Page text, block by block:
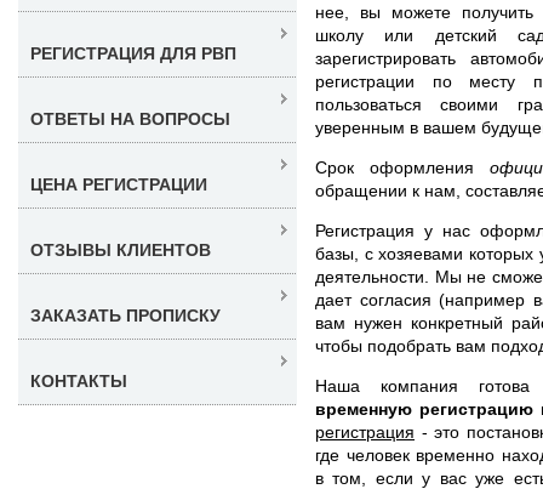
нее, вы можете получить
школу или детский
зарегистрировать
регистрации по месту
пользоваться своими
уверенным в вашем
Срок оформления
обращении к нам,
Регистрация у нас
базы, с хозяевами
деятельности. Мы не
дает согласия (например
вам нужен конкретный
чтобы подобрать вам
Наша компания
временную
регистрация - это
где человек временно
в том, если у вас уже
РЕГИСТРАЦИЯ ДЛЯ РВП
ОТВЕТЫ НА ВОПРОСЫ
ЦЕНА РЕГИСТРАЦИИ
ОТЗЫВЫ КЛИЕНТОВ
ЗАКАЗАТЬ ПРОПИСКУ
КОНТАКТЫ